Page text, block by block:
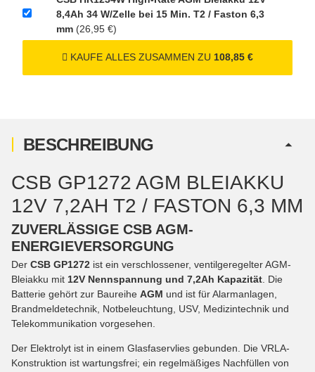
8,4Ah 34 W/Zelle bei 15 Min. T2 / Faston 6,3
mm (26,95 €)
KAUFE ALLES ZUSAMMEN ZU 108,85 €
BESCHREIBUNG
CSB GP1272 AGM BLEIAKKU
12V 7,2AH T2 / FASTON 6,3 MM
ZUVERLÄSSIGE CSB AGM-
ENERGIEVERSORGUNG
Der CSB GP1272 ist ein verschlossener, ventilgeregelter AGM-
Bleiakku mit 12V Nennspannung und 7,2Ah Kapazität. Die
Batterie gehört zur Baureihe AGM und ist für Alarmanlagen,
Brandmeldetechnik, Notbeleuchtung, USV, Medizintechnik und
Telekommunikation vorgesehen.
Der Elektrolyt ist in einem Glasfaservlies gebunden. Die VRLA-
Konstruktion ist wartungsfrei; ein regelmäßiges Nachfüllen von